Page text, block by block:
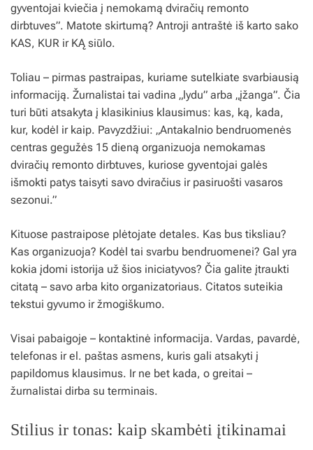
gyventojai kviečia į nemokamą dviračių remonto
dirbtuves”. Matote skirtumą? Antroji antraštė iš karto sako
KAS, KUR ir KĄ siūlo.
Toliau – pirmas pastraipas, kuriame sutelkiate svarbiausią
informaciją. Žurnalistai tai vadina „lydu” arba „įžanga”. Čia
turi būti atsakyta į klasikinius klausimus: kas, ką, kada,
kur, kodėl ir kaip. Pavyzdžiui: „Antakalnio bendruomenės
centras gegužės 15 dieną organizuoja nemokamas
dviračių remonto dirbtuves, kuriose gyventojai galės
išmokti patys taisyti savo dviračius ir pasiruošti vasaros
sezonui.”
Kituose pastraipose plėtojate detales. Kas bus tiksliau?
Kas organizuoja? Kodėl tai svarbu bendruomenei? Gal yra
kokia įdomi istorija už šios iniciatyvos? Čia galite įtraukti
citatą – savo arba kito organizatoriaus. Citatos suteikia
tekstui gyvumo ir žmogiškumo.
Visai pabaigoje – kontaktinė informacija. Vardas, pavardė,
telefonas ir el. paštas asmens, kuris gali atsakyti į
papildomus klausimus. Ir ne bet kada, o greitai –
žurnalistai dirba su terminais.
Stilius ir tonas: kaip skambėti įtikinamai